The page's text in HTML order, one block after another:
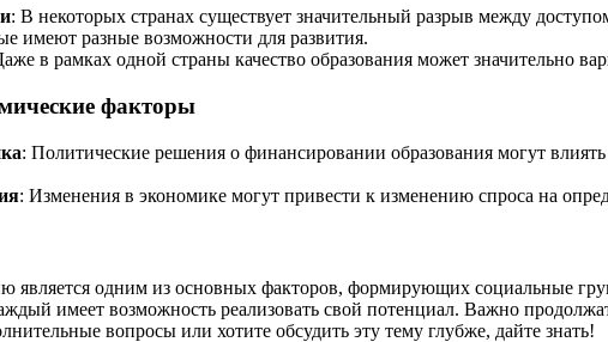
: В некоторых странах существует значительный разрыв между
имеют разные возможности для развития.
в рамках одной страны качество образования может значительно
факторы
: Политические решения о финансировании образования могут
: Изменения в экономике могут привести к изменению спроса на
является одним из основных факторов, формирующих социальные
имеет возможность реализовать свой потенциал. Важно
вопросы или хотите обсудить эту тему глубже, дайте знать!